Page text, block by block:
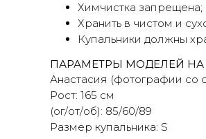
Химчистка запрещена;
Хранить в чистом и
Купальники должны
ПАРАМЕТРЫ МОДЕЛЕЙ
Анастасия (фотографии со
Рост: 165 см
(ог/от/об): 85/60/89
Размер купальника: S